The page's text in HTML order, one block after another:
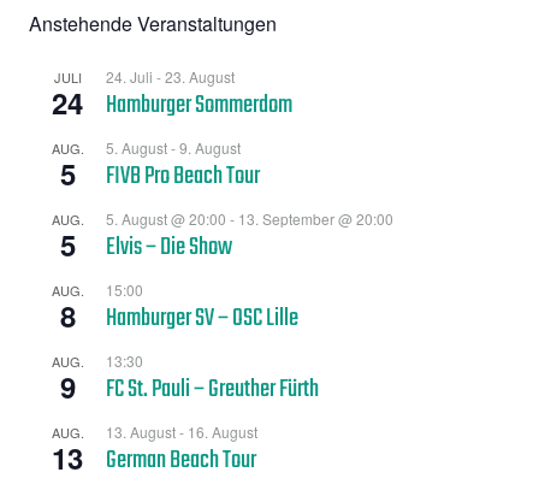
Anstehende Veranstaltungen
JULI
24
24. Juli -23. August
Hamburger Sommerdom
AUG.
5
5. August-9. August
FIVB Pro Beach Tour
AUG.
5
5. August @ 20:00 - 13. September @ 20:00
Elvis – Die Show
AUG.
8
15:00
Hamburger SV – OSC Lille
AUG.
9
13:30
FC St. Pauli – Greuther Fürth
AUG.
13
13. August- 16. August
German Beach Tour